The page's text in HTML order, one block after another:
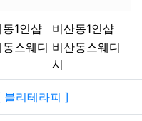
1인샵
비산동1인샵
스웨디 비산동스웨디
시
리테라피 ]